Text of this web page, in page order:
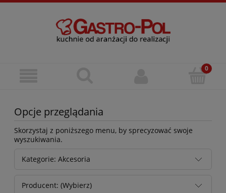
Opcje przeglądania
Skorzystaj z poniższego menu, by sprecyzować swoje
wyszukiwania.
Kategorie: Akcesoria
Producent: (Wybierz)